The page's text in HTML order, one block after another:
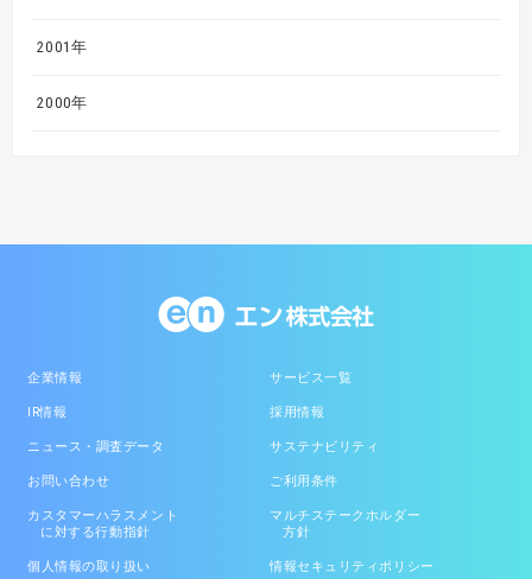
2001年
2000年
企業情報 サービス一覧
IR情報 採用情報
ニュース・調査データ サステナビリティ
お問い合わせ ご利用条件
カスタマーハラスメント
に対する行動指針
マルチステークホルダー
方針
個人情報の取り扱い 情報セキュリティポリシー